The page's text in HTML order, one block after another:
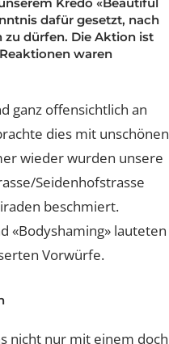
Dialog eingeladen.
unserem Kredo
dafür gesetzt,
zu dürfen. Die Aktion
Reaktionen waren
ganz offensichtlich an
dies mit
wieder wurden
Seidenhofstrasse
beschmiert.
«Bodyshaming»